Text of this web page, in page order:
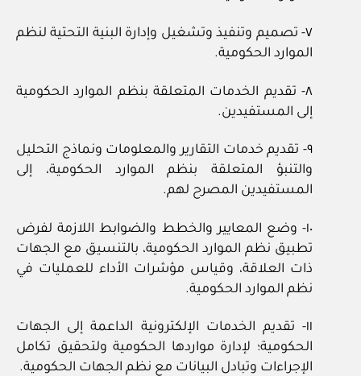
٧- تصميم وتنفيذ وتشغيل وإدارة البنية التحتية لنظم
الموارد الحكومية.
٨- تقديم الخدمات المتعلقة بنظم الموارد الحكومية
إلى المستفيدين.
٩- تقديم خدمات التقارير والمعلومات ونماذج التحليل
والتنبؤ المتعلقة بنظم الموارد الحكومية، إلى
المستفيدين المصرح لهم.
١٠- وضع المعايير والخطط والضوابط اللازمة لفرض
تطبيق نظم الموارد الحكومية، بالتنسيق مع الجهات
ذات العلاقة، وقياس مؤشرات الأداء للعمليات في
نظم الموارد الحكومية.
١١- تقديم الخدمات الإلكترونية الداعمة إلى الجهات
الحكومية؛ لإدارة مواردها الحكومية ولتحقيق تكامل
الإجراءات وتبادل البيانات مع نظم الجهات الحكومية.